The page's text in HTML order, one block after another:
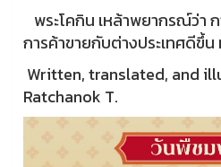
พระโคกิน เหล้าพยากรณ์ว่า
การค้าขายกับต่างประเทศดีขึ้น
Written, translated, and
Ratchanok T.